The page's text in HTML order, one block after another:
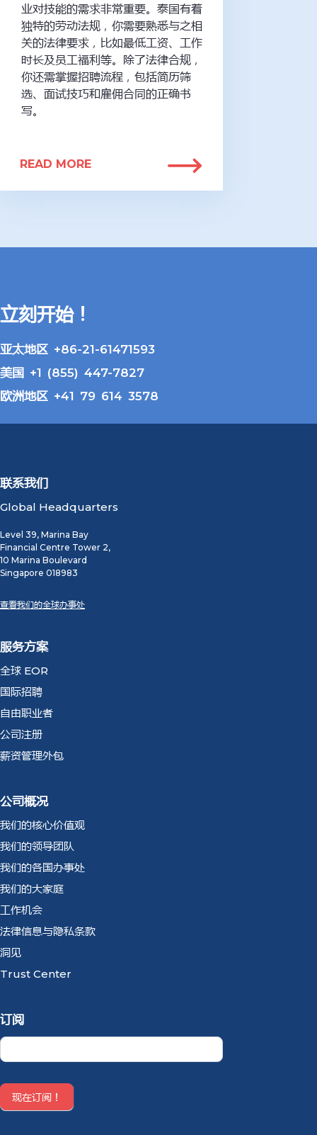
业对技能的需求非常重要。泰国有着
独特的劳动法规，你需要熟悉与之相
关的法律要求，比如最低工资、工作
时长及员工福利等。除了法律合规，
你还需掌握招聘流程，包括简历筛
选、面试技巧和雇佣合同的正确书
写。
READ MORE
立刻开始！
亚太地区 +86-21-61471593
美国 +1 (855) 447-7827
欧洲地区 +41 79 614 3578
联系我们
Global Headquarters
Level 39, Marina Bay
Financial Centre Tower 2,
10 Marina Boulevard
Singapore 018983
查看我们的全球办事处
服务方案
全球 EOR
国际招聘
自由职业者
公司注册
薪资管理外包
公司概况
我们的核心价值观
我们的领导团队
我们的各国办事处
我们的大家庭
工作机会
法律信息与隐私条款
洞见
Trust Center
订阅
Newsletter
CN
现在订阅！